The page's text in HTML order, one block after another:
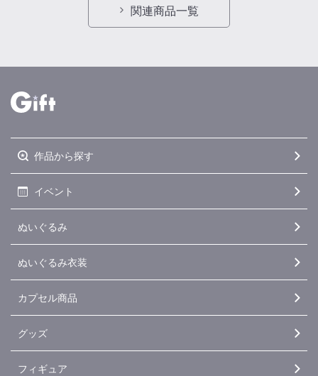
関連商品一覧
作品から探す
イベント
ぬいぐるみ
ぬいぐるみ衣装
カプセル商品
グッズ
フィギュア